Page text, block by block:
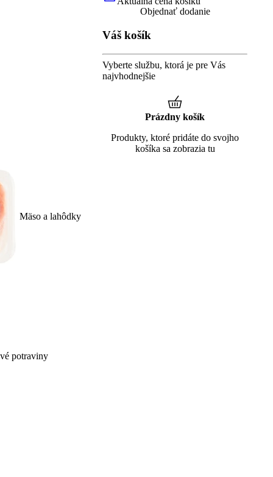
Mäso a lahôdky
potraviny
0,00 €Aktuálna cena košíku
Objednať dodanie
Váš košík
Vyberte službu, ktorá je pre Vás
najvhodnejšie
Prázdny košík
Produkty, ktoré pridáte do svojho
košíka sa zobrazia tu